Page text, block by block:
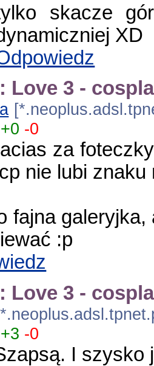
skacze
XD
Love 3 -
+0 -0
za
nie lubi znaku
fajna galeryjka,
:p
Love 3 -
+3 -0
I szysko